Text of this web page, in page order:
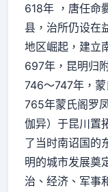
618年 ，唐任命
县，治所仍设在
地区崛起，建立
697年，昆明归
746～747年，
765年蒙氏阁罗
伽异）于昆川置
了当时南诏国的
明的城市发展奠
治、经济、军事